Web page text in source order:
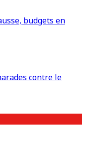
budgets en
contre le